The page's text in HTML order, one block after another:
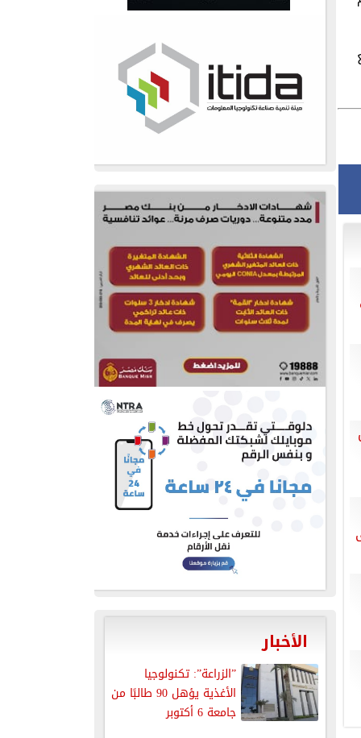
الأخبار
”الزراعة”: تكنولوجيا
الأغذية يؤهل 90 طالبًا من
جامعة 6 أكتوبر